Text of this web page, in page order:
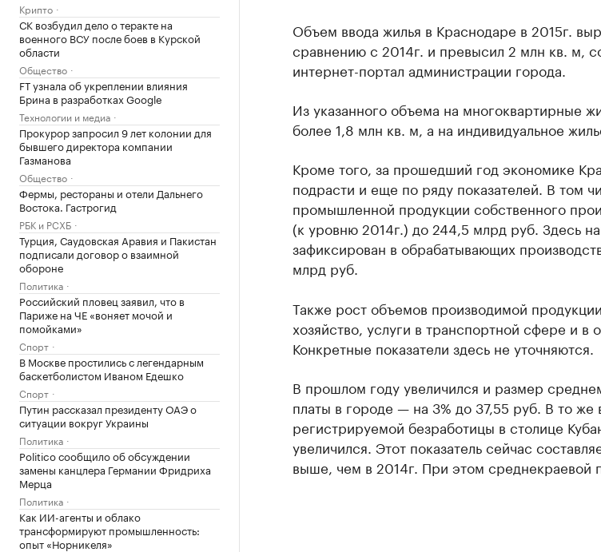
Крипто
СК возбудил дело о теракте на
военного ВСУ после боев в Курской
области
Общество
FT узнала об укреплении влияния
Брина в разработках Google
Технологии и медиа
Прокурор запросил 9 лет колонии для
бывшего директора компании
Газманова
Общество
Фермы, рестораны и отели Дальнего
Востока. Гастрогид
РБК и РСХБ
Турция, Саудовская Аравия и Пакистан
подписали договор о взаимной
обороне
Политика
Российский пловец заявил, что в
Париже на ЧЕ «воняет мочой и
помойками»
Спорт
В Москве простились с легендарным
баскетболистом Иваном Едешко
Спорт
Путин рассказал президенту ОАЭ о
ситуации вокруг Украины
Политика
Politico сообщило об обсуждении
замены канцлера Германии Фридриха
Мерца
Политика
Как ИИ-агенты и облако
трансформируют промышленность:
опыт «Норникеля»
Объем ввода жилья в Краснодаре в 2015г.
сравнению с 2014г. и превысил 2 млн кв. м,
интернет-портал администрации города.
Из указанного объема на многоквартирные
более 1,8 млн кв. м, а на индивидуальное
Кроме того, за прошедший год экономике
подрасти и еще по ряду показателей. В том
промышленной продукции собственного
(к уровню 2014г.) до 244,5 млрд руб. Здесь
зафиксирован в обрабатывающих
млрд руб.
Также рост объемов производимой
хозяйство, услуги в транспортной сфере и в
Конкретные показатели здесь не уточняются.
В прошлом году увеличился и размер
платы в городе — на 3% до 37,55 руб. В то же
регистрируемой безработицы в столице
увеличился. Этот показатель сейчас
выше, чем в 2014г. При этом среднекраевой